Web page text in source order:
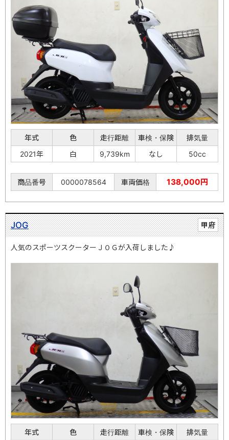
年式 色 走行距離 車検・保険
排気量
2021年
白 9,739km なし 50cc
商品番号 0000078564 車両価格 138,000円
甲府
JOG
人気のスポーツスクーターＪＯＧが入荷しました♪
年式 色 走行距離 車検・保険
排気量